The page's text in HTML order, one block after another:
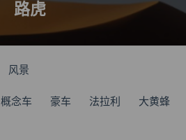
路虎
风景
概念车 豪车 法拉利 大黄蜂